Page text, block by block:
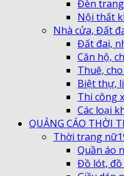
Đèn
Nội thất
Nhà cửa, Đất
Đất đai,
Căn hộ,
Thuê,
Biệt thự,
Thi công
Các loại
QUẢNG CÁO THỜI
Thời trang nữ
Quần áo
Đồ lót, đồ